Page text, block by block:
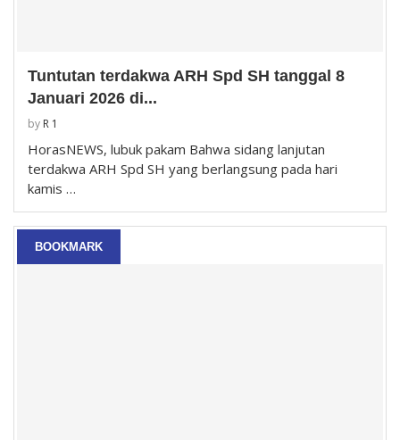
Tuntutan terdakwa ARH Spd SH tanggal 8
Januari 2026 di...
by R 1
HorasNEWS, lubuk pakam Bahwa sidang lanjutan
terdakwa ARH Spd SH yang berlangsung pada hari
kamis …
BOOKMARK